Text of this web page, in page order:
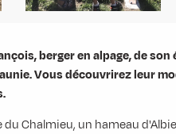
berger en alpage, de son
Vous découvrirez leur
Chalmieu, un hameau